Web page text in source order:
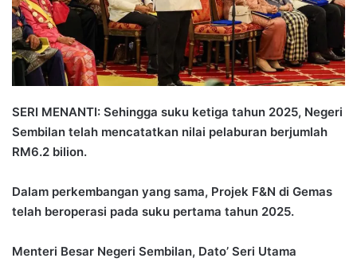
a
SERI MENANTI: Sehingga suku ketiga tahun 2025, Negeri
Sembilan telah mencatatkan nilai pelaburan berjumlah
RM6.2 bilion.
Dalam perkembangan yang sama, Projek F&N di Gemas
telah beroperasi pada suku pertama tahun 2025.
Menteri Besar Negeri Sembilan, Dato’ Seri Utama